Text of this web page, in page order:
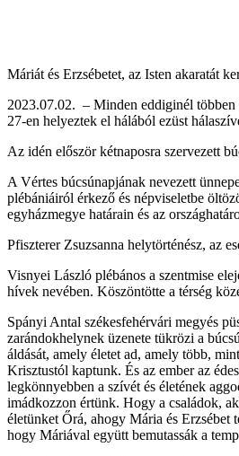
Máriát és Erzsébetet, az Isten akaratát
2023.07.02. – Minden eddiginél többen
27-en helyeztek el hálából ezüst
Az idén először kétnaposra szervezett
A Vértes búcsúnapjának nevezett
plébániáiról érkező és népviseletbe
egyházmegye határain és az
Pfiszterer Zsuzsanna helytörténész, az
Visnyei László plébános a szentmise
hívek nevében. Köszöntötte a térség
Spányi Antal székesfehérvári megyés
zarándokhelynek üzenete tükrözi a
áldását, amely életet ad, amely több,
Krisztustól kaptunk. És az ember az
legkönnyebben a szívét és életének
imádkozzon értünk. Hogy a családok,
életünket Őrá, ahogy Mária és Erzsébet
hogy Máriával együtt bemutassák a